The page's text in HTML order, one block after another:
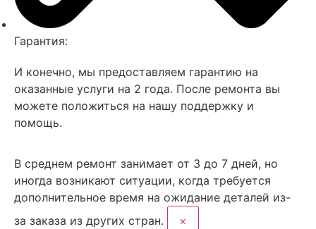
Гарантия:
И конечно, мы предоставляем гарантию на
оказанные услуги на 2 года. После ремонта вы
можете положиться на нашу поддержку и
помощь.
В среднем ремонт занимает от 3 до 7 дней, но
иногда возникают ситуации, когда требуется
дополнительное время на ожидание деталей из-
за заказа из других стран.
×